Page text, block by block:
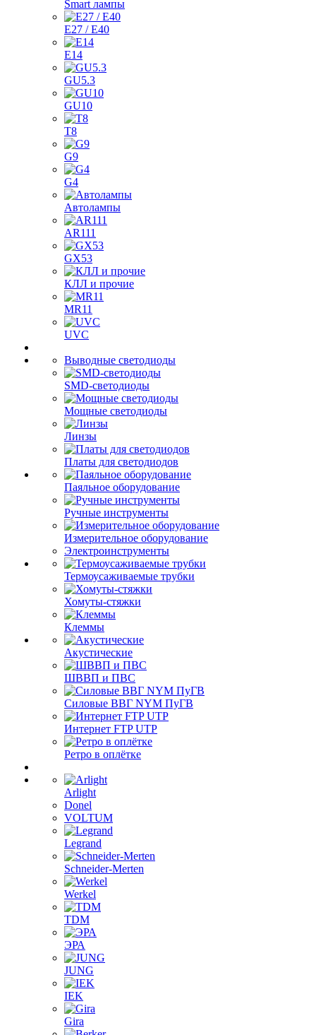
Smart лампы
E27 / E40
E14
GU5.3
GU10
T8
G9
G4
Автолампы
AR111
GX53
КЛЛ и прочие
MR11
UVC
Выводные светодиоды
SMD-светодиоды
Мощные светодиоды
Линзы
Платы для светодиодов
Паяльное оборудование
Ручные инструменты
Измерительное оборудование
Электроинструменты
Термоусаживаемые трубки
Хомуты-стяжки
Клеммы
Акустические
ШВВП и ПВС
Силовые ВВГ NYM ПуГВ
Интернет FTP UTP
Ретро в оплётке
Arlight
Donel
VOLTUM
Legrand
Schneider-Merten
Werkel
TDM
ЭРА
JUNG
IEK
Gira